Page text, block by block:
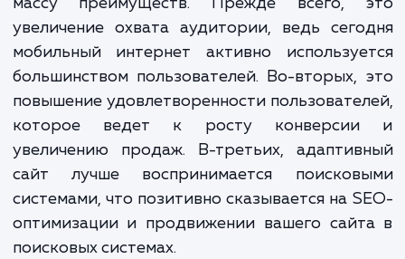
обеспечивать пользователям
комфортное взаимодействие с
контентом независимо от
Адаптивная вёрстка открывает перед
массу преимуществ. Прежде всего,
увеличение охвата аудитории, ведь
мобильный интернет активно
большинством пользователей. Во-вторых,